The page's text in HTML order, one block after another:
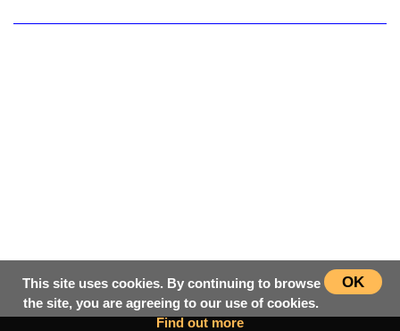
OK
This site uses cookies. By continuing to browse
the site, you are agreeing to our use of cookies.
Find out more